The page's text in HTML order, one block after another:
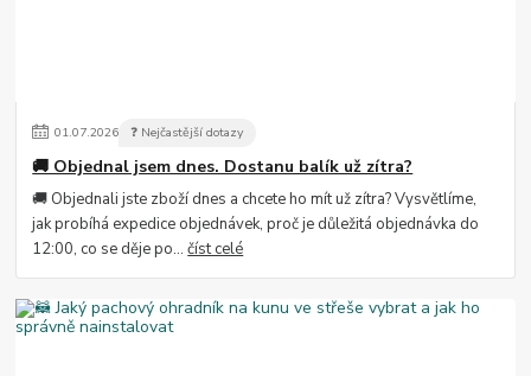
01.07.2026 ❓ Nejčastější dotazy
🚚 Objednal jsem dnes. Dostanu balík už zítra?
🚚 Objednali jste zboží dnes a chcete ho mít už zítra? Vysvětlíme,
jak probíhá expedice objednávek, proč je důležitá objednávka do
12:00, co se děje po...číst celé